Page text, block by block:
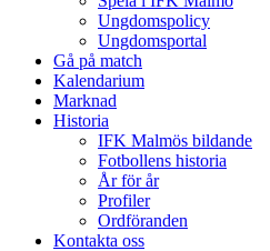
Ungdomspolicy
Ungdomsportal
Gå på match
Kalendarium
Marknad
Historia
IFK Malmös bildande
Fotbollens historia
År för år
Profiler
Ordföranden
Kontakta oss